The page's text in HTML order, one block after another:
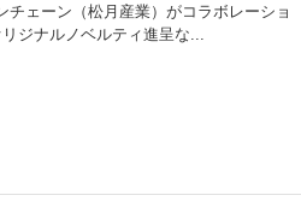
ェーン（松月産業）がコラボレーショ
ジナルノベルティ進呈な...